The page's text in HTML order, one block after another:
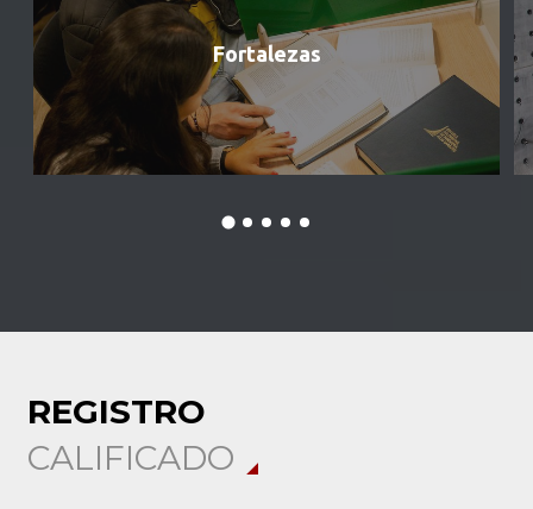
Fortalezas
profesionales en el mundo.
REGISTRO
CALIFICADO